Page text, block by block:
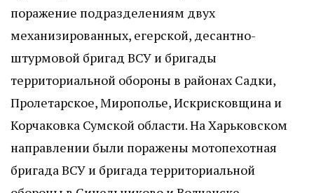
поражение подразделениям двух
механизированных, егерской, десантно-
штурмовой бригад ВСУ и бригады
территориальной обороны в районах Садки,
Пролетарское, Мирополье, Искрисковщина и
Корчаковка Сумской области. На Харьковском
направлении были поражены мотопехотная
бригада ВСУ и бригада территориальной